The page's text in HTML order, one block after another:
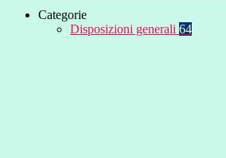
Categorie
Disposizioni generali 64